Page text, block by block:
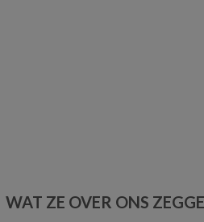
WAT ZE OVER ONS